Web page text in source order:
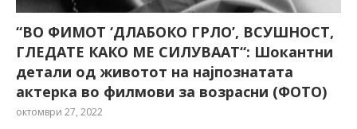
“ВО ФИМОТ ‘ДЛАБОКО ГРЛО’, ВСУШНОСТ,
ГЛЕДАТЕ КАКО МЕ СИЛУВААТ“: Шокантни
детали од животот на најпознатата
актерка во филмови за возрасни (ФОТО)
октомври 27, 2022